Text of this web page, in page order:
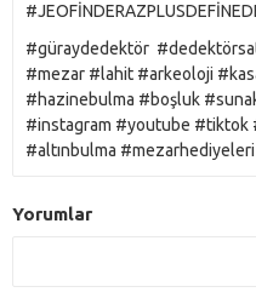
#güraydedektör
#mezar #lahit #arkeoloji
#hazinebulma #boşluk
#instagram #youtube
#altınbulma #mezarhediyeleri
Yorumlar